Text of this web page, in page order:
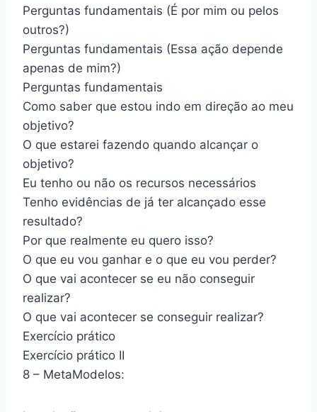
Perguntas fundamentais (É por mim ou pelos
outros?)
Perguntas fundamentais (Essa ação depende
apenas de mim?)
Perguntas fundamentais
Como saber que estou indo em direção ao meu
objetivo?
O que estarei fazendo quando alcançar o
objetivo?
Eu tenho ou não os recursos necessários
Tenho evidências de já ter alcançado esse
resultado?
Por que realmente eu quero isso?
O que eu vou ganhar e o que eu vou perder?
O que vai acontecer se eu não conseguir
realizar?
O que vai acontecer se conseguir realizar?
Exercício prático
Exercício prático II
8 – MetaModelos: